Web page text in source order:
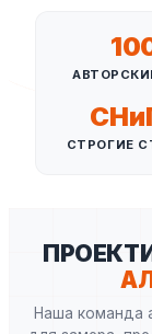
СТРОГИЕ
Наша команда